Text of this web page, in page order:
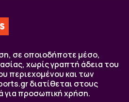
σε οποιοδήποτε μέσο,
χωρίς γραπτή άδεια του
περιεχομένου και των
διατίθεται στους
για προσωπική χρήση.